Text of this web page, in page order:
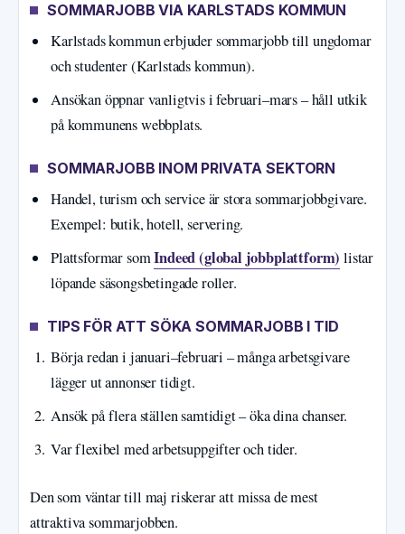
SOMMARJOBB VIA KARLSTADS KOMMUN
Karlstads kommun erbjuder sommarjobb till ungdomar
och studenter (Karlstads kommun).
Ansökan öppnar vanligtvis i februari–mars – håll utkik
på kommunens webbplats.
SOMMARJOBB INOM PRIVATA SEKTORN
Handel, turism och service är stora sommarjobbgivare.
Exempel: butik, hotell, servering.
Plattsformar somIndeed (global jobbplattform) listar
löpande säsongsbetingade roller.
TIPS FÖR ATT SÖKA SOMMARJOBB I TID
Börja redan i januari–februari – många arbetsgivare
lägger ut annonser tidigt.
Ansök på flera ställen samtidigt – öka dina chanser.
Var flexibel med arbetsuppgifter och tider.
Den som väntar till maj riskerar att missa de mest
attraktiva sommarjobben.